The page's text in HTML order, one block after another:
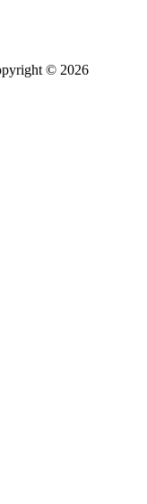
© 2026